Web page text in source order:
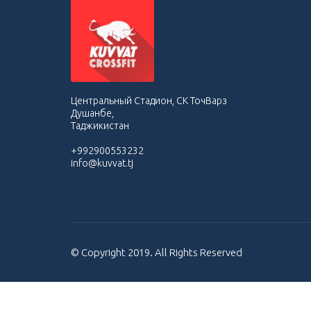
Центральный Стадион, СК ТочВарз
Душанбе,
Таджикистан
+992900553232
info@kuvvat.tj
© Copyright 2019. All Rights Reserved